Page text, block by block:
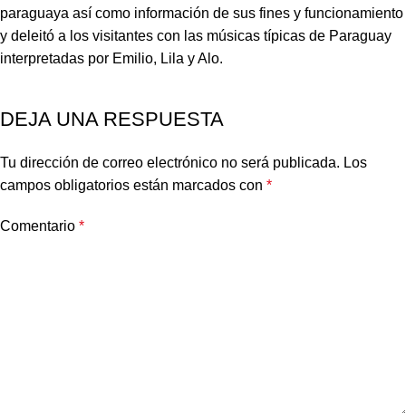
paraguaya así como información de sus fines y funcionamiento
y deleitó a los visitantes con las músicas típicas de Paraguay
interpretadas por Emilio, Lila y Alo.
DEJA UNA RESPUESTA
Tu dirección de correo electrónico no será publicada. Los
campos obligatorios están marcados con *
Comentario *